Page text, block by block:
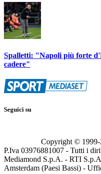
Spalletti: "Napoli più forte
cadere"
Seguici su
Copyright © 1999-
P.Iva 03976881007 - Tutti i
Mediamond S.p.A. - RTI
Amsterdam (Paesi Bassi) -